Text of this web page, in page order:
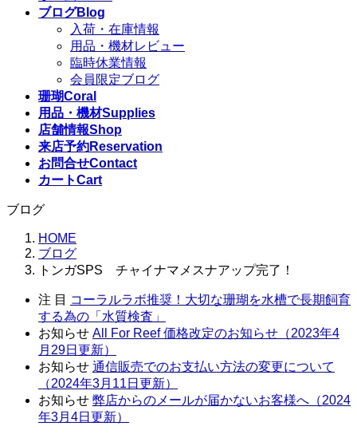
ブログBlog
入荷・在庫情報
用品・機材レビュー
臨時休業情報
会員限定ブログ
珊瑚Coral
用品・機材Supplies
店舗情報Shop
来店予約Reservation
お問合せContact
カートCart
ブログ
HOME
ブログ
トンガSPS チャイナマメスナアップ完了！
注 目 コーラルラボ推奨！大切な珊瑚を水槽で長期飼育
する為の「水質検査」
お知らせ All For Reef 価格改定のお知らせ（2023年4
月29日更新）
お知らせ 通信販売でのお支払い方法の変更について
（2024年3月11日更新）
お知らせ 弊店からのメールが届かないお客様へ（2024
年3月4日更新）